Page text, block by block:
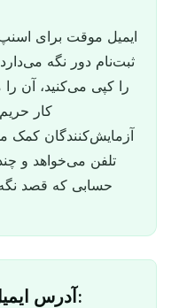
ایمیل موقت برای
ثبت‌نام دور نگه
را کپی می‌کنید، آن
کار
آزمایش‌کنندگان کمک
تلفن می‌خواهد و
حسابی که قصد
آدرس ایمیل 20 دقیقه‌ای شما: